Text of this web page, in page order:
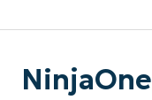
NinjaOne